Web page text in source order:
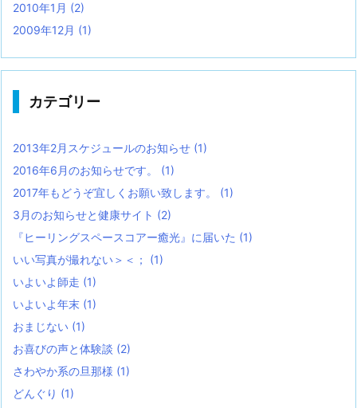
2010年1月 (2)
2009年12月 (1)
カテゴリー
2013年2月スケジュールのお知らせ (1)
2016年6月のお知らせです。 (1)
2017年もどうぞ宜しくお願い致します。 (1)
3月のお知らせと健康サイト (2)
『ヒーリングスペースコアー癒光』に届いた (1)
いい写真が撮れない＞＜； (1)
いよいよ師走 (1)
いよいよ年末 (1)
おまじない (1)
お喜びの声と体験談 (2)
さわやか系の旦那様 (1)
どんぐり (1)